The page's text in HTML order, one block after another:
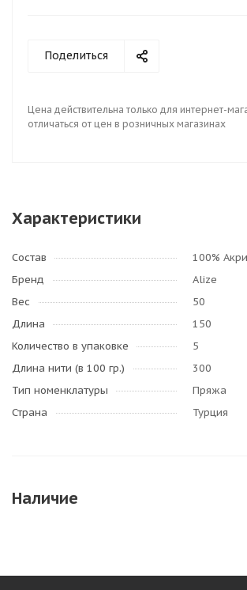
Поделиться
Цена действительна только для интернет-
отличаться от цен в розничных магазинах
Характеристики
Состав
100%
Бренд
Alize
Вес
50
Длина
150
Количество в упаковке
5
Длина нити (в 100 гр.)
300
Тип номенклатуры
Пряжа
Страна
Турция
Наличие